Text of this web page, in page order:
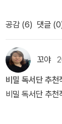
을 겪으며 성장
우리 아빠가 최고
을 담은 이야기
를 대는데 선생님
는 책이에요.★에
놀이야, 우리 기
그림으로 기성
고 깜짝 놀랄 정
긴 그 괴물을 닮
에 비친 나를 보
다. 얼마 전엔 이
유치원에 아이를
마들이 아빠인 내
인 자리에 끼어
끼지 못하는 할
공감 (6) 댓글
꼬야
비밀 독서단 추